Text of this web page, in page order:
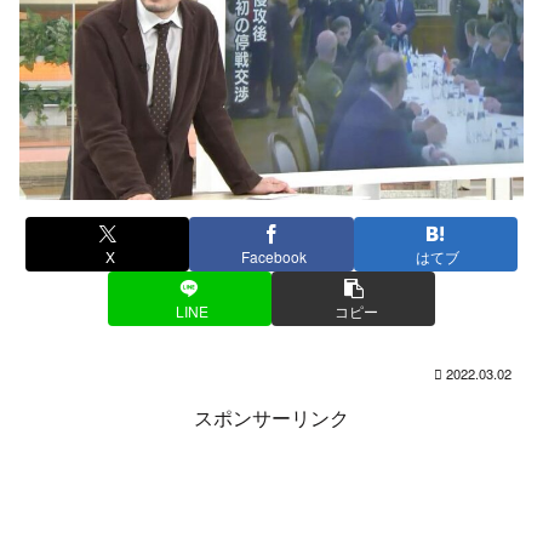
X Facebook はてブ
LINE コピー
2022.03.02
スポンサーリンク